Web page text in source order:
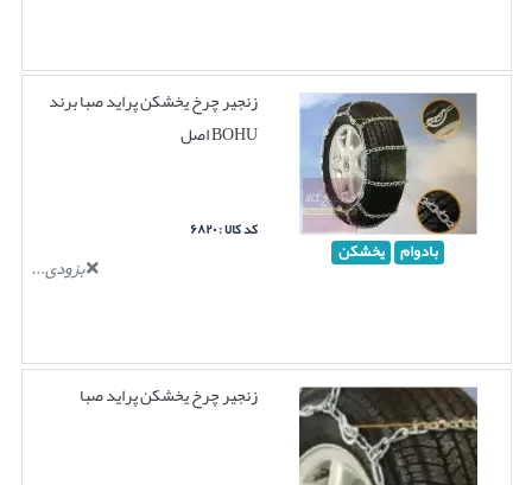
بادوام یخشکن
زنجیر چرخ یخشکن پراید صبا برند
BOHU اصل
کد کالا : ۶۸۲۰
بزودی...
زنجیر چرخ یخشکن پراید صبا